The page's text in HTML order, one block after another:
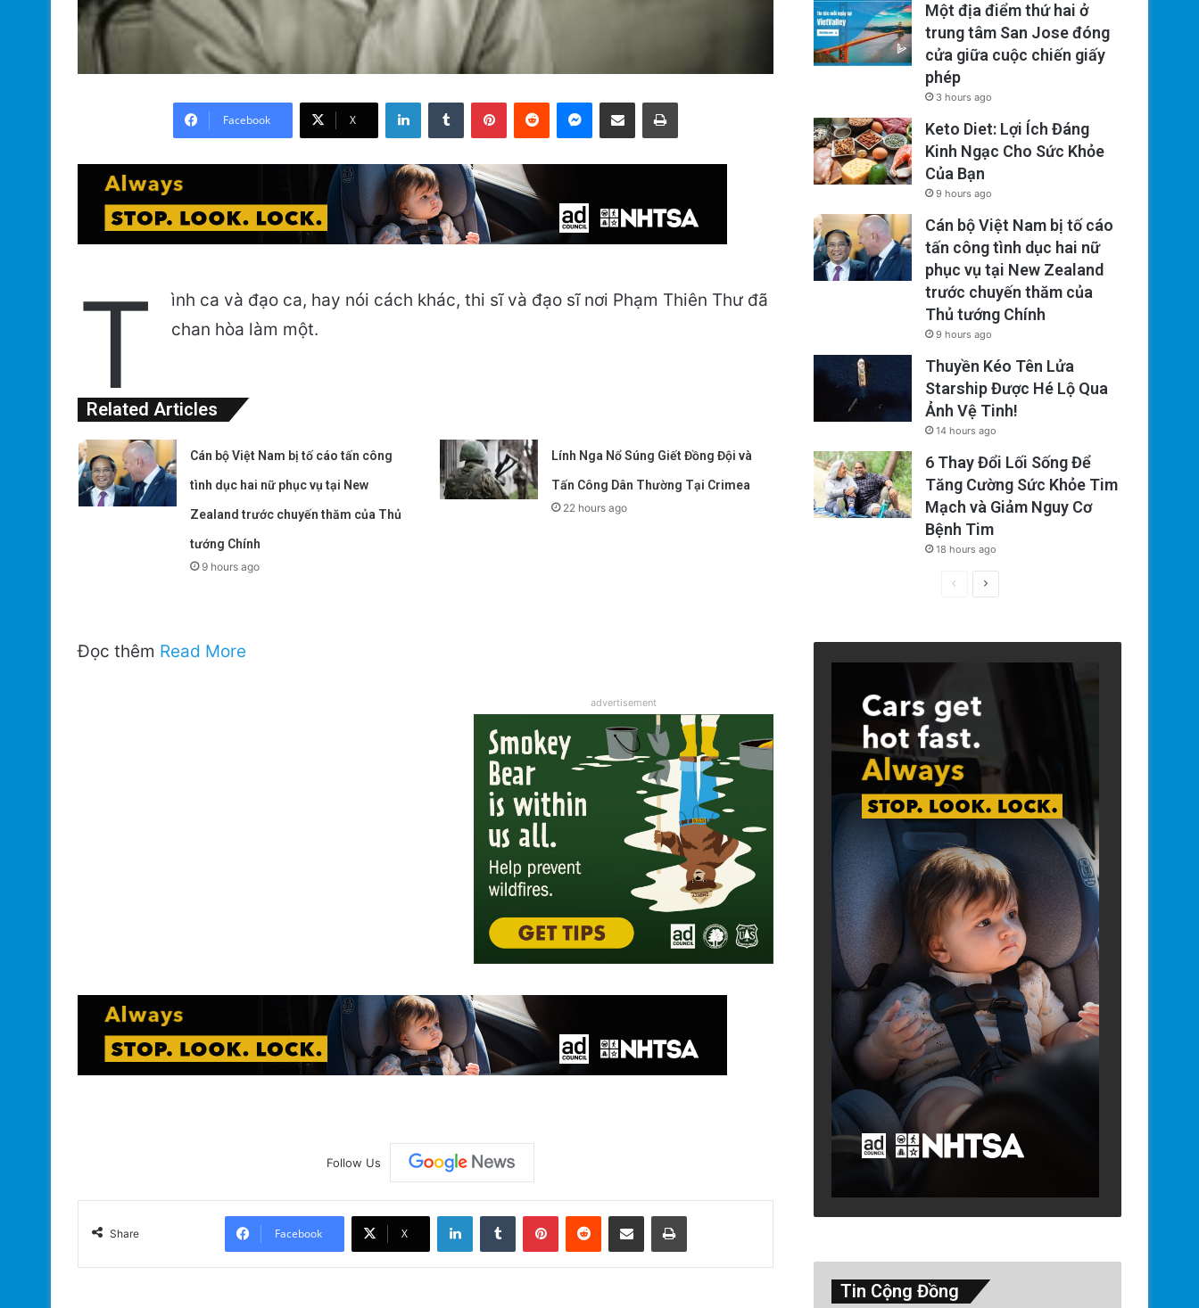
Facebook X
LinkedInTumblr PinterestReddit Messenger
Share via Email Print
T
ình ca và đạo ca, hay nói cách khác, thi sĩ và đạo sĩ nơi Phạm Thiên Thư đã
chan hòa làm một.
Related Articles
Cán bộ Việt Nam bị tố cáo tấn công
tình dục hai nữ phục vụ tại New
Zealand trước chuyến thăm của Thủ
tướng Chính
9 hours ago
Lính Nga Nổ Súng Giết Đồng Đội và
Tấn Công Dân Thường Tại Crimea
22 hours ago
Đọc thêm Read More
advertisement
Follow Us
Share Facebook X
LinkedInTumblr PinterestReddit Share via Email Print
Một địa điểm thứ hai ở
trung tâm San Jose đóng
cửa giữa cuộc chiến giấy
phép
3 hours ago
Keto Diet: Lợi Ích Đáng
Kinh Ngạc Cho Sức Khỏe
Của Bạn
9 hours ago
Cán bộ Việt Nam bị tố cáo
tấn công tình dục hai nữ
phục vụ tại New Zealand
trước chuyến thăm của
Thủ tướng Chính
9 hours ago
Thuyền Kéo Tên Lửa
Starship Được Hé Lộ Qua
Ảnh Vệ Tinh!
14 hours ago
6 Thay Đổi Lối Sống Để
Tăng Cường Sức Khỏe Tim
Mạch và Giảm Nguy Cơ
Bệnh Tim
18 hours ago
PreviousNext
Tin Cộng Đồng